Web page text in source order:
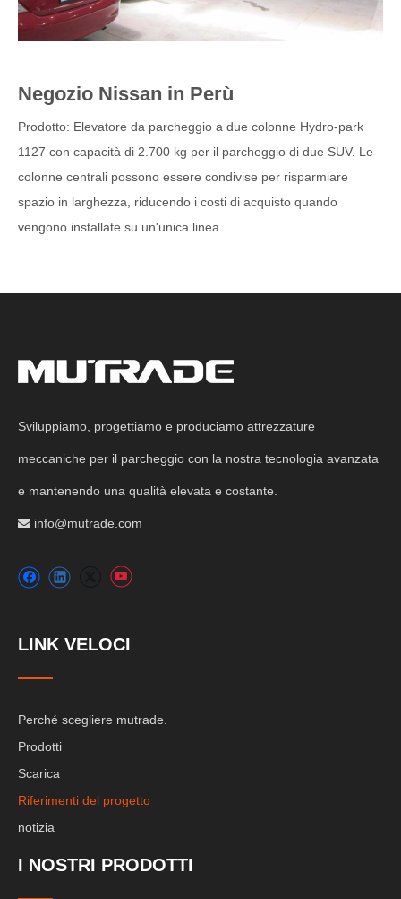
Negozio Nissan in Perù
Prodotto: Elevatore da parcheggio a due colonne Hydro-park
1127 con capacità di 2.700 kg per il parcheggio di due SUV. Le
colonne centrali possono essere condivise per risparmiare
spazio in larghezza, riducendo i costi di acquisto quando
vengono installate su un'unica linea.
Sviluppiamo, progettiamo e produciamo attrezzature
meccaniche per il parcheggio con la nostra tecnologia avanzata
e mantenendo una qualità elevata e costante.
 info@mutrade.com
LINK VELOCI
Perché scegliere mutrade.
Prodotti
Scarica
Riferimenti del progetto
notizia
I NOSTRI PRODOTTI